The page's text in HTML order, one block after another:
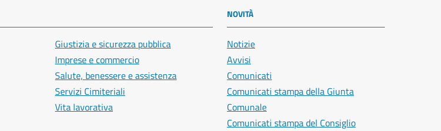
Giustizia e sicurezza pubblica
Imprese e commercio
Salute, benessere e assistenza
Servizi Cimiteriali
Vita lavorativa
NOVITÀ
Notizie
Avvisi
Comunicati
Comunicati stampa della Giunta
Comunale
Comunicati stampa del Consiglio